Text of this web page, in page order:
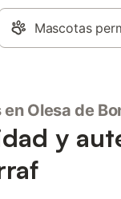
Mascotas
Olesa de
y